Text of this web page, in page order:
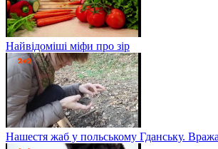
Найвідоміші міфи про зір
Нашестя жаб у польському Гданську.